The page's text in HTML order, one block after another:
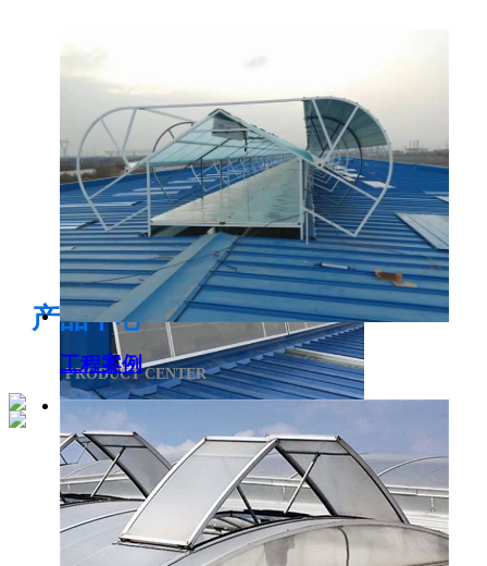
电开启通风气楼
侧开型排烟天窗
产品中心
PRODUCT CENTER
工程案例